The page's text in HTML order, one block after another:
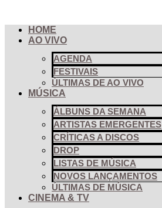
conteúdo
HOME
AO VIVO
AGENDA
FESTIVAIS
ÚLTIMAS DE AO VIVO
MÚSICA
ÁLBUNS DA SEMANA
ARTISTAS EMERGENTES
CRÍTICAS A DISCOS
DROP
LISTAS DE MÚSICA
NOVOS LANÇAMENTOS
ÚLTIMAS DE MÚSICA
CINEMA & TV